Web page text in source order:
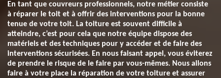
En tant que couvreurs professionnels, notre métier consiste
à réparer le toit et à offrir des interventions pour la bonne
tenue de votre toit. La toiture est souvent difficile à
atteindre, c’est pour cela que notre équipe dispose des
matériels et des techniques pour y accéder et de faire des
interventions sécurisées. En nous faisant appel, vous éviterez
de prendre le risque de le faire par vous-mêmes. Nous allons
faire à votre place la réparation de votre toiture et assurer